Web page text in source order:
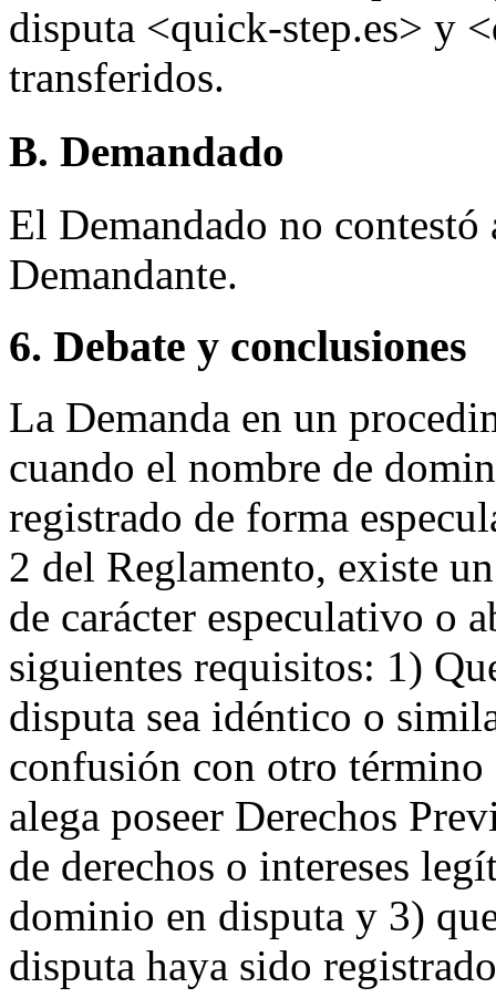
disputa <quick-step.es> y
transferidos.
B. Demandado
El Demandado no contestó
Demandante.
6. Debate y conclusiones
La Demanda en un
cuando el nombre de
registrado de forma
2 del Reglamento, existe
de carácter especulativo o
siguientes requisitos: 1)
disputa sea idéntico o
confusión con otro término
alega poseer Derechos
de derechos o intereses
dominio en disputa y 3)
disputa haya sido